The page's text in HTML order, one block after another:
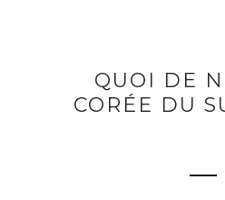
QUOI DE
CORÉE DU